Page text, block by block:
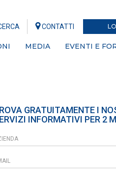
CONTATTI
MEDIA EVENTI E
GRATUITAMENTE I
INFORMATIVI PER 2